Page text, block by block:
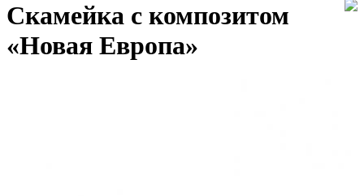
Скамейка с композитом
«Новая Европа»